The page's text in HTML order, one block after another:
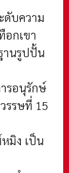
ดับความ
อกเขา
านรูปปั้น
รอนุรักษ์
รรษที่ 15
มิง เป็น